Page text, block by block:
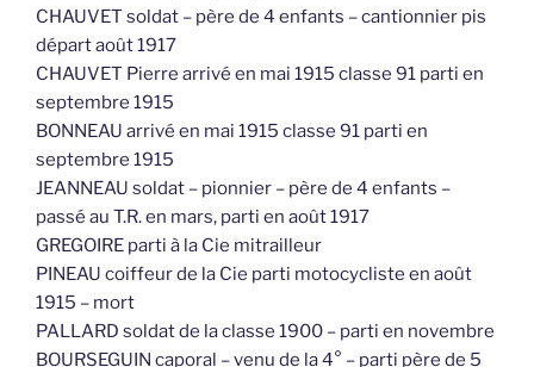
CHAUVET soldat – père de 4 enfants – cantionnier pis
départ août 1917
CHAUVET Pierre arrivé en mai 1915 classe 91 parti en
septembre 1915
BONNEAU arrivé en mai 1915 classe 91 parti en
septembre 1915
JEANNEAU soldat – pionnier – père de 4 enfants –
passé au T.R. en mars, parti en août 1917
GREGOIRE parti à la Cie mitrailleur
PINEAU coiffeur de la Cie parti motocycliste en août
1915 – mort
PALLARD soldat de la classe 1900 – parti en novembre
BOURSEGUIN caporal – venu de la 4° – parti père de 5